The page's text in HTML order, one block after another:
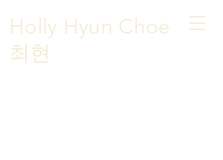
Holly Hyun Choe
​최현